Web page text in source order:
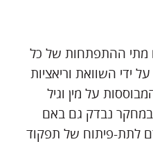
מתי ההתפתחות של כל
ידי השוואת וריאציות
על מין וגיל
17-6 שנים. במחקר נבדק גם באם
לתת-פיתוח של תפקוד